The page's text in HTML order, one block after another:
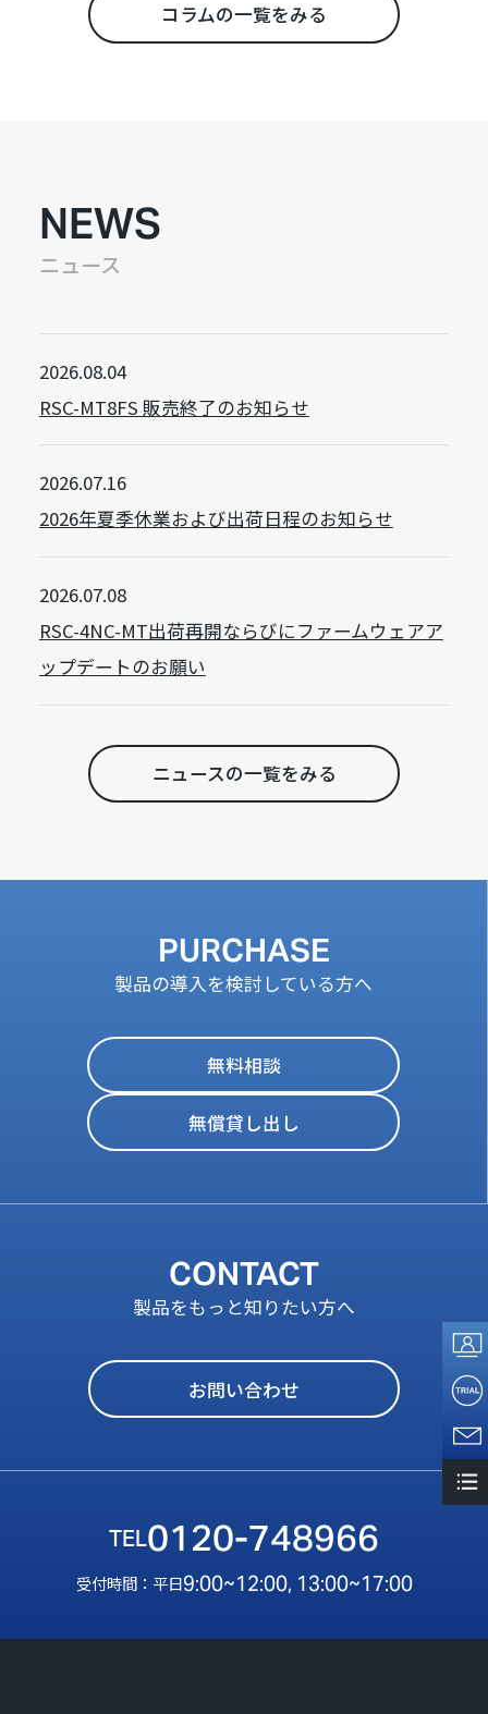
コラムの一覧をみる
NEWS
ニュース
2026.08.04
RSC-MT8FS 販売終了のお知らせ
2026.07.16
2026年夏季休業および出荷日程のお知らせ
2026.07.08
RSC-4NC-MT出荷再開ならびにファームウェアア
ップデートのお願い
ニュースの一覧をみる
PURCHASE
製品の導入を検討している方へ
無料相談
無償貸し出し
CONTACT
製品をもっと知りたい方へ
お問い合わせ
0120-748966
受付時間：平日9:00~12:00, 13:00~17:00